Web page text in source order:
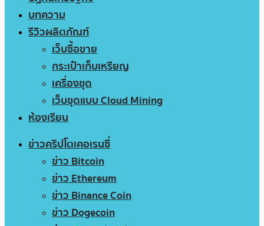
บทความ
รีวิวผลิตภัณฑ์
เว็บซื้อขาย
กระเป๋าเก็บเหรียญ
เครื่องขุด
เว็บขุดแบบ Cloud Mining
ห้องเรียน
ข่าวคริปโตเคอเรนซี่
ข่าว Bitcoin
ข่าว Ethereum
ข่าว Binance Coin
ข่าว Dogecoin